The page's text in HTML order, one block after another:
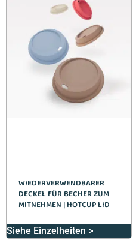
WIEDERVERWENDBARER
DECKEL FÜR BECHER ZUM
MITNEHMEN | HOTCUP LID
Siehe Einzelheiten >